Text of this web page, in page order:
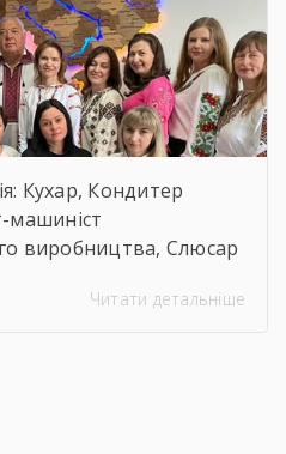
Кухар, Кондитер
машиніст
виробництва, Слюсар
Читати детальніше